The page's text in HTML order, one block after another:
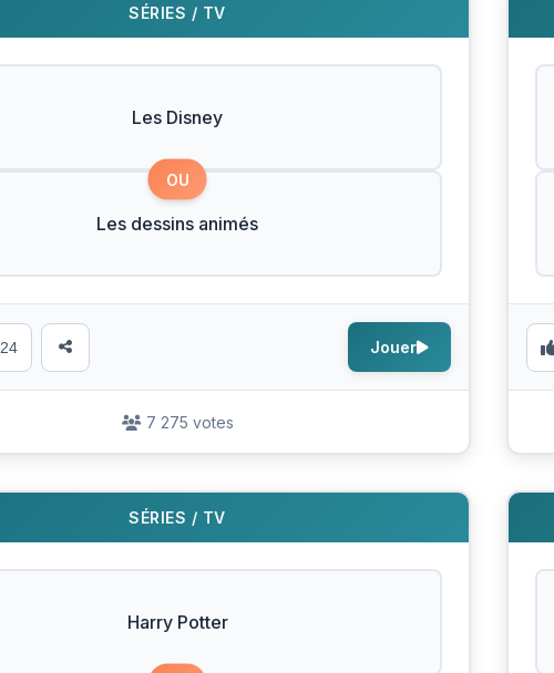
SÉRIES / TV
Les Disney
OU
Les dessins animés
24 Jouer
7 275 votes
SÉRIES / TV
Harry Potter